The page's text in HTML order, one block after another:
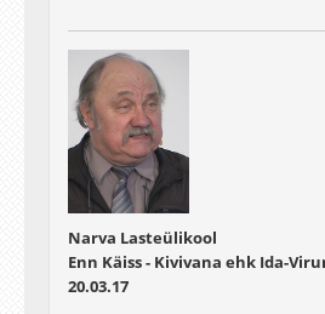
Narva Lasteülikool
Enn Käiss - Kivivana ehk Ida-
20.03.17